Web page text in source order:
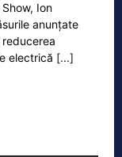
Ion
anunțate
electrică [...]